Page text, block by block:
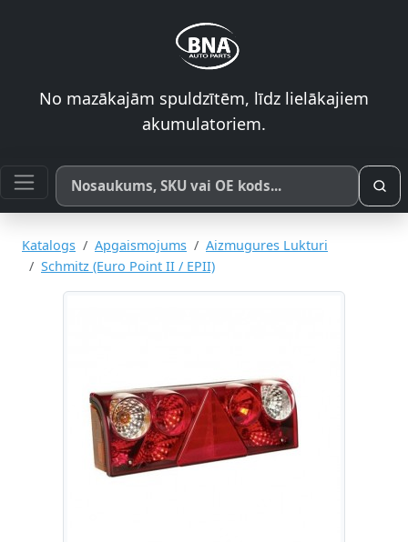
No mazākajām spuldzītēm, līdz lielākajiem
akumulatoriem.
Meklēt pēc produkta nosaukuma, SKU vai OE koda
Katalogs Apgaismojums
Aizmugures Lukturi
Schmitz (Euro Point II / EPII)